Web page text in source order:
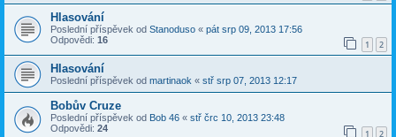
Hlasování
Poslední příspěvek od Stanoduso « pát srp 09, 2013 17:56
Odpovědi: 16 1 2
Hlasování
Poslední příspěvek od martinaok « stř srp 07, 2013 12:17
Bobův Cruze
Poslední příspěvek od Bob 46 « stř črc 10, 2013 23:48
Odpovědi: 24 1 2